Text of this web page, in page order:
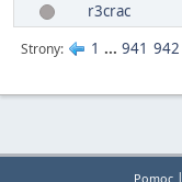
r3crac
Strony 1 ... 941 942
Pomoc